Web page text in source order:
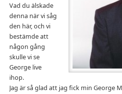
Vad du älskade
denna när vi såg
den här, och vi
bestämde att
någon gång
skulle vi se
George live
ihop.
Jag är så glad att jag fick min George